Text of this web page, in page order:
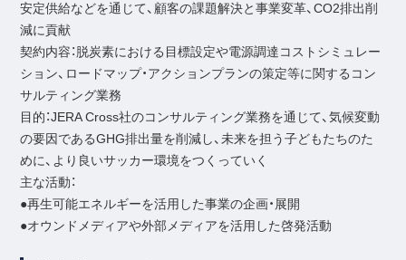
安定供給などを通じて、顧客の課題解決と事業変革、CO2排出削
減に貢献
契約内容：脱炭素における目標設定や電源調達コストシミュレー
ション、ロードマップ・アクションプランの策定等に関するコン
サルティング業務
目的：JERA Cross社のコンサルティング業務を通じて、気候変動
の要因であるGHG排出量を削減し、未来を担う子どもたちのた
めに、より良いサッカー環境をつくっていく
主な活動：
●再生可能エネルギーを活用した事業の企画・展開
●オウンドメディアや外部メディアを活用した啓発活動